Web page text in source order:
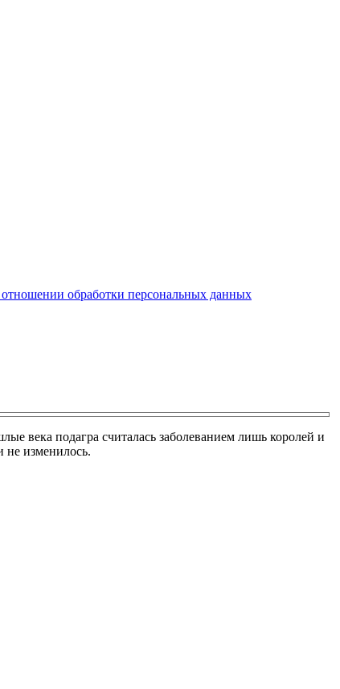
обработки персональных данных
века подагра считалась заболеванием лишь королей и
не изменилось.